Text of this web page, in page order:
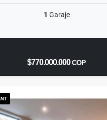
1 Garaje
$770.000.000COP